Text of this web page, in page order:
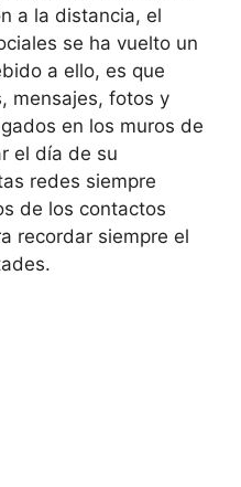
a la distancia, el
se ha vuelto un
a ello, es que
mensajes, fotos y
en los muros de
el día de su
redes siempre
de los contactos
recordar siempre el